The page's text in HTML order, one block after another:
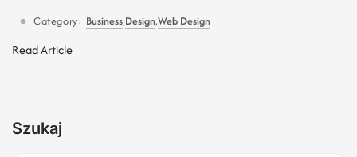
Category: Business,Design,Web Design
Read Article
Szukaj